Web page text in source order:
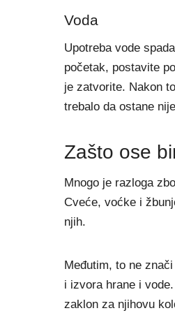
Voda
Upotreba vode
početak, postavite
je zatvorite. Nakon
trebalo da ostane
Zašto ose
Mnogo je razloga
Cveće, voćke i
njih.
Međutim, to ne
i izvora hrane i
zaklon za njihovu